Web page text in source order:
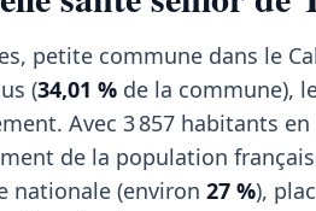
petite commune dans le
(34,01 % de la commune),
Avec 3 857 habitants
de la population
nationale (environ 27 %),